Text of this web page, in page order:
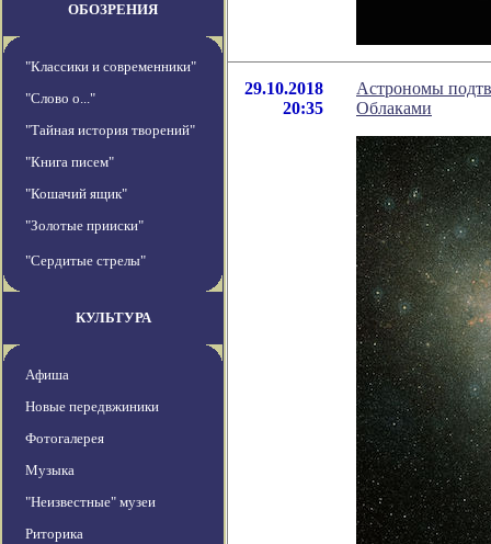
ОБОЗРЕНИЯ
"Классики и современники"
"Слово о..."
"Тайная история творений"
"Книга писем"
"Кошачий ящик"
"Золотые прииски"
"Сердитые стрелы"
КУЛЬТУРА
Афиша
Новые передвжиники
Фотогалерея
Музыка
"Неизвестные" музеи
Риторика
29.10.2018
20:35
Астрономы
Облаками